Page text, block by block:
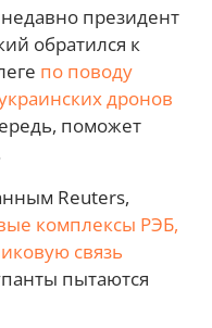
президент
обратился к
по поводу
дронов
поможет
Reuters,
комплексы РЭБ,
связь
пытаются